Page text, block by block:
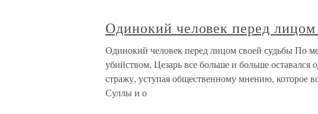
Одинокий человек перед
Одинокий человек перед лицом своей судьбы По
убийством, Цезарь все больше и больше
стражу, уступая общественному мнению, которое
Суллы и о